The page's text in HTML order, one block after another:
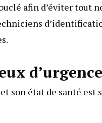
afin d’éviter tout
d’urgence
son état de santé est